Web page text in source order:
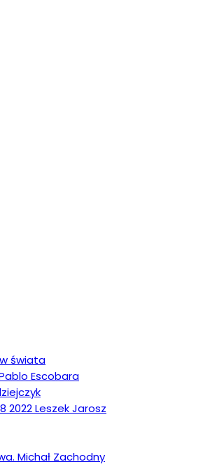
świata
Escobara
2022 Leszek Jarosz
Michał Zachodny